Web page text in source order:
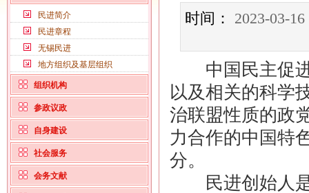
民进简介
民进章程
无锡民进
地方组织及基层组织
组织机构
参政议政
自身建设
社会服务
会务文献
时间： 2023-03-16
中国民主促进
以及相关的科学
治联盟性质的政
力合作的中国特
分。
民进创始人是